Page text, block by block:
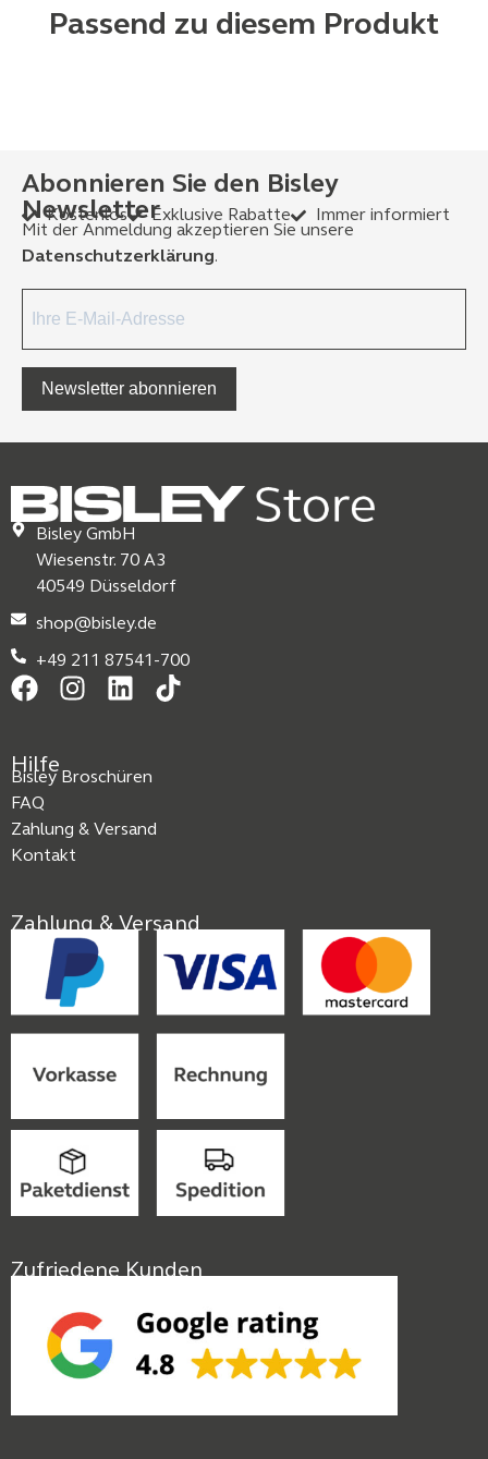
Passend zu diesem Produkt
Abonnieren Sie den Bisley
Newsletter
Kostenlos Exklusive Rabatte
Immer informiert
Mit der Anmeldung akzeptieren Sie unsere
Datenschutzerklärung.
Newsletter abonnieren
Bisley GmbH
Wiesenstr. 70 A3
40549 Düsseldorf
shop@bisley.de
+49 211 87541-700
Hilfe
Bisley Broschüren
FAQ
Zahlung & Versand
Kontakt
Zahlung & Versand
Zufriedene Kunden